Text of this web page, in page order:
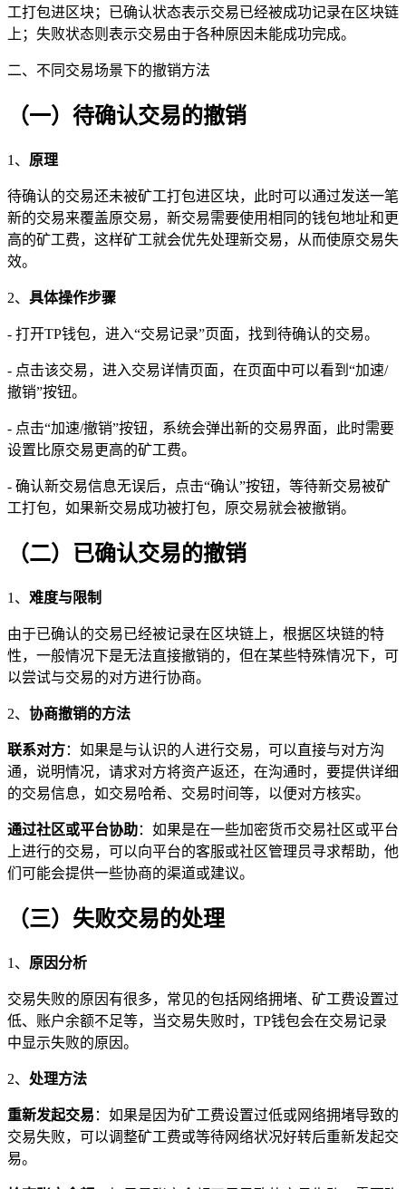
工打包进区块；已确认状态表示交易已经被成功记录在区块链
上；失败状态则表示交易由于各种原因未能成功完成。
二、不同交易场景下的撤销方法
（一）待确认交易的撤销
1、 原理
待确认的交易还未被矿工打包进区块，此时可以通过发送一笔
新的交易来覆盖原交易，新交易需要使用相同的钱包地址和更
高的矿工费，这样矿工就会优先处理新交易，从而使原交易失
效。
2、 具体操作步骤
- 打开TP钱包，进入“交易记录”页面，找到待确认的交易。
- 点击该交易，进入交易详情页面，在页面中可以看到“加速/
撤销”按钮。
- 点击“加速/撤销”按钮，系统会弹出新的交易界面，此时需要
设置比原交易更高的矿工费。
- 确认新交易信息无误后，点击“确认”按钮，等待新交易被矿
工打包，如果新交易成功被打包，原交易就会被撤销。
（二）已确认交易的撤销
1、 难度与限制
由于已确认的交易已经被记录在区块链上，根据区块链的特
性，一般情况下是无法直接撤销的，但在某些特殊情况下，可
以尝试与交易的对方进行协商。
2、 协商撤销的方法
联系对方：如果是与认识的人进行交易，可以直接与对方沟
通，说明情况，请求对方将资产返还，在沟通时，要提供详细
的交易信息，如交易哈希、交易时间等，以便对方核实。
通过社区或平台协助：如果是在一些加密货币交易社区或平台
上进行的交易，可以向平台的客服或社区管理员寻求帮助，他
们可能会提供一些协商的渠道或建议。
（三）失败交易的处理
1、 原因分析
交易失败的原因有很多，常见的包括网络拥堵、矿工费设置过
低、账户余额不足等，当交易失败时，TP钱包会在交易记录
中显示失败的原因。
2、 处理方法
重新发起交易 ：如果是因为矿工费设置过低或网络拥堵导致的
交易失败，可以调整矿工费或等待网络状况好转后重新发起交
易。